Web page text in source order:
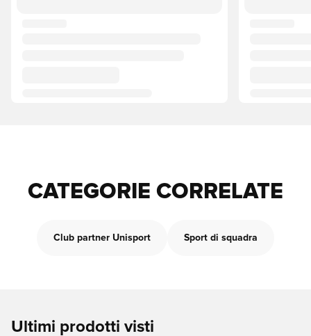
CATEGORIE CORRELATE
Club partner Unisport Sport di squadra
Ultimi prodotti visti